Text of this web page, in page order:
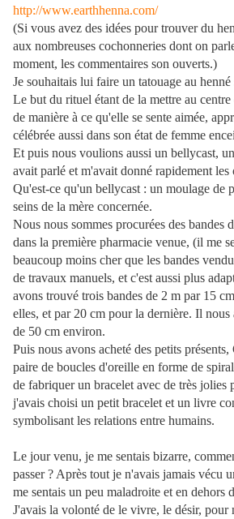
http://www.earthhenna.com/
(Si vous avez des idées pour trouver du
aux nombreuses cochonneries dont on
moment, les commentaires son ouverts.)
Je souhaitais lui faire un tatouage au
Le but du rituel étant de la mettre au
de manière à ce qu'elle se sente aimée,
célébrée aussi dans son état de femme
Et puis nous voulions aussi un bellycast,
avait parlé et m'avait donné rapidement les
Qu'est-ce qu'un bellycast : un moulage de
seins de la mère concernée.
Nous nous sommes procurées des bandes
dans la première pharmacie venue, (il me
beaucoup moins cher que les bandes
de travaux manuels, et c'est aussi plus
avons trouvé trois bandes de 2 m par 15
elles, et par 20 cm pour la dernière. Il nous
de 50 cm environ.
Puis nous avons acheté des petits
paire de boucles d'oreille en forme de
de fabriquer un bracelet avec de très jolies
j'avais choisi un petit bracelet et un livre
symbolisant les relations entre humains.
Le jour venu, je me sentais bizarre,
passer ? Après tout je n'avais jamais vécu
me sentais un peu maladroite et en dehors
J'avais la volonté de le vivre, le désir, pour